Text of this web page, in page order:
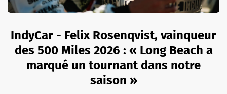
IndyCar - Felix Rosenqvist, vainqueur
des 500 Miles 2026 : « Long Beach a
marqué un tournant dans notre
saison »